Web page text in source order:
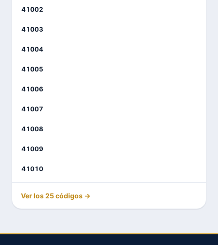
41002
41003
41004
41005
41006
41007
41008
41009
41010
Ver los 25 códigos →